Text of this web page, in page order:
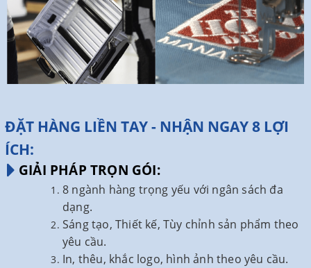
ĐẶT HÀNG LIỀN TAY - NHẬN NGAY 8 LỢI
ÍCH:
GIẢI PHÁP TRỌN GÓI:
8 ngành hàng trọng yếu với ngân sách đa
dạng.
Sáng tạo, Thiết kế, Tùy chỉnh sản phẩm theo
yêu cầu.
In, thêu, khắc logo, hình ảnh theo yêu cầu.